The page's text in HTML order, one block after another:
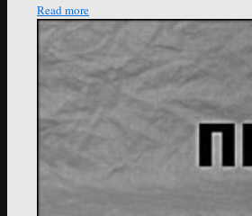
Read more